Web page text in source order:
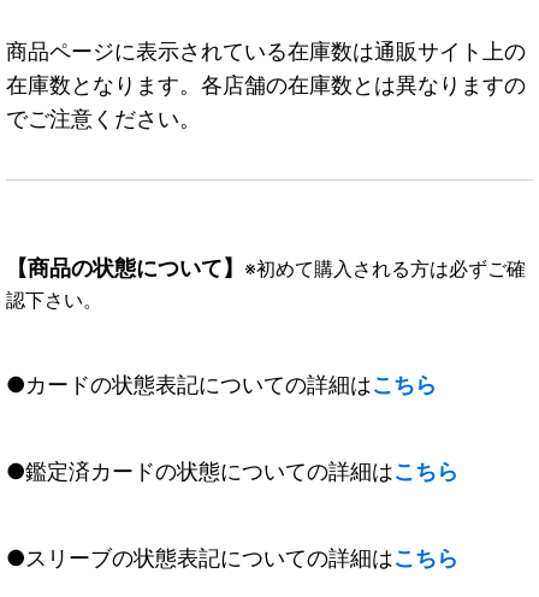
商品ページに表示されている在庫数は通販サイト上の
在庫数となります。各店舗の在庫数とは異なりますの
でご注意ください。
【商品の状態について】 ※初めて購入される方は必ずご確
認下さい。
●カードの状態表記についての詳細はこちら
●鑑定済カードの状態についての詳細はこちら
●スリーブの状態表記についての詳細はこちら